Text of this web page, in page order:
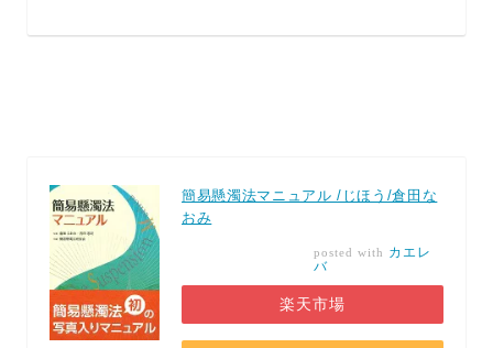
簡易懸濁法マニュアル /じほう/倉田な
おみ
posted with カエレ
バ
楽天市場